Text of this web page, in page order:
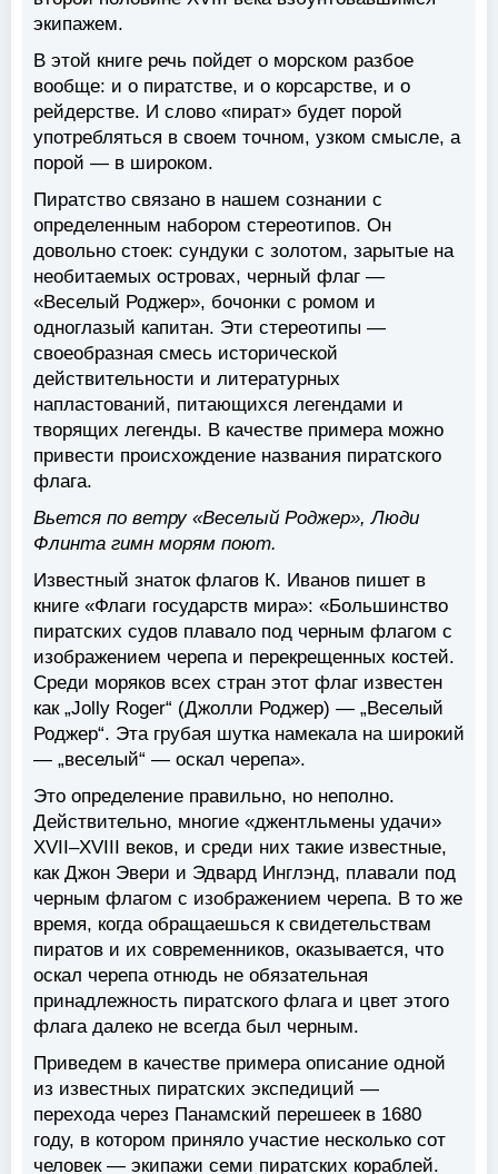
экипажем.
В этой книге речь пойдет о морском разбое
вообще: и о пиратстве, и о корсарстве, и о
рейдерстве. И слово «пират» будет порой
употребляться в своем точном, узком смысле, а
порой — в широком.
Пиратство связано в нашем сознании с
определенным набором стереотипов. Он
довольно стоек: сундуки с золотом, зарытые на
необитаемых островах, черный флаг —
«Веселый Роджер», бочонки с ромом и
одноглазый капитан. Эти стереотипы —
своеобразная смесь исторической
действительности и литературных
напластований, питающихся легендами и
творящих легенды. В качестве примера можно
привести происхождение названия пиратского
флага.
Вьется по ветру «Веселый Роджер», Люди
Флинта гимн морям поют.
Известный знаток флагов К. Иванов пишет в
книге «Флаги государств мира»: «Большинство
пиратских судов плавало под черным флагом с
изображением черепа и перекрещенных костей.
Среди моряков всех стран этот флаг известен
как „Jolly Roger“ (Джолли Роджер) — „Веселый
Роджер“. Эта грубая шутка намекала на широкий
— „веселый“ — оскал черепа».
Это определение правильно, но неполно.
Действительно, многие «джентльмены удачи»
XVII–XVIII веков, и среди них такие известные,
как Джон Эвери и Эдвард Инглэнд, плавали под
черным флагом с изображением черепа. В то же
время, когда обращаешься к свидетельствам
пиратов и их современников, оказывается, что
оскал черепа отнюдь не обязательная
принадлежность пиратского флага и цвет этого
флага далеко не всегда был черным.
Приведем в качестве примера описание одной
из известных пиратских экспедиций —
перехода через Панамский перешеек в 1680
году, в котором приняло участие несколько сот
человек — экипажи семи пиратских кораблей.